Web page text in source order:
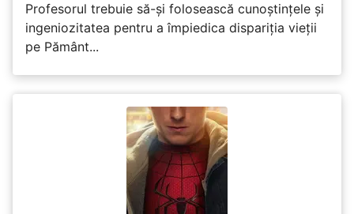
Profesorul trebuie să-și folosească cunoștințele și
ingeniozitatea pentru a împiedica dispariția vieții
pe Pământ...